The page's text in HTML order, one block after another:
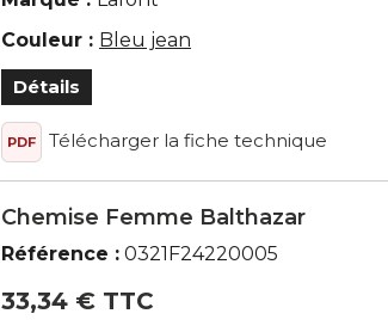
Couleur : Bleu jean
Détails
PDF Télécharger la fiche technique
Chemise Femme Balthazar
Référence : 0321F24220005
33,34 € TTC